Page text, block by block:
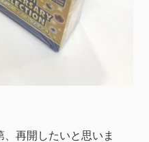
再開したいと思いま